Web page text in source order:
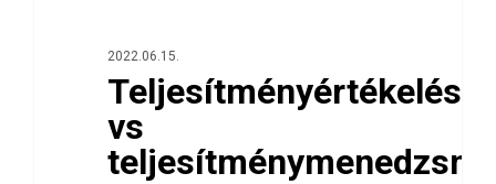
2022.06.15.
Teljesítményértékelés
vs